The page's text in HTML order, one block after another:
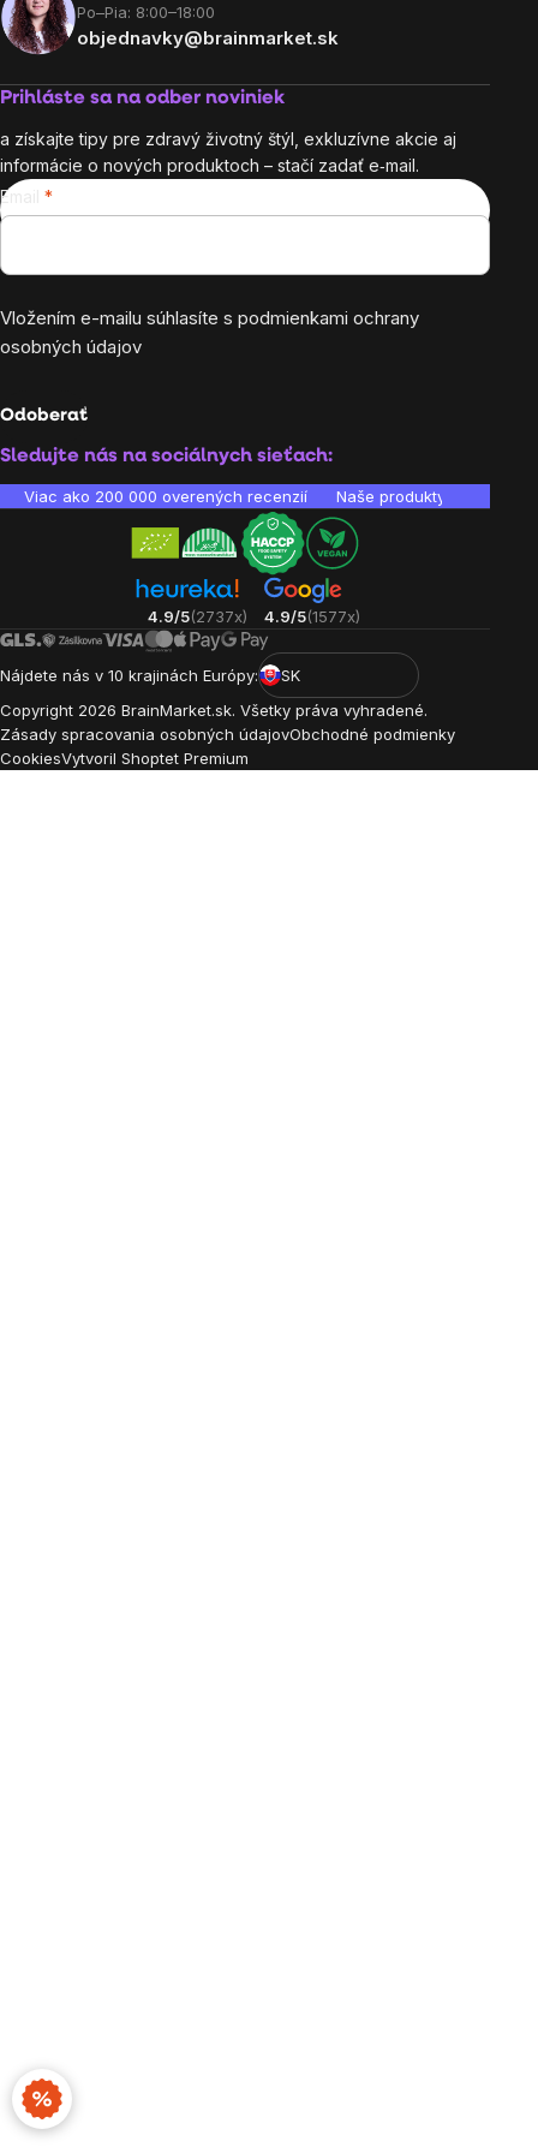
Po–Pia: 8:00–18:00
objednavky@brainmarket.sk
Prihláste sa na odber noviniek
a získajte tipy pre zdravý životný štýl, exkluzívne akcie aj
informácie o nových produktoch – stačí zadať e‑mail.
Email
Vložením e-mailu súhlasíte s podmienkami ochrany
osobných údajov
Odoberať
Sledujte nás na sociálnych sieťach:
Viac ako 200 000 overených recenzií Naše produkty sú
4.9/5(2737x) 4.9/5(1577x)
Nájdete nás v 10 krajinách Európy:
SK
Copyright 2026 BrainMarket.sk. Všetky práva vyhradené.
Zásady spracovania osobných údajovObchodné podmienky
CookiesVytvoril Shoptet Premium